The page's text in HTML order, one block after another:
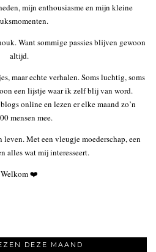
mijn enthousiasme en mijn kleine
Want sommige passies blijven gewoon
altijd.
maar echte verhalen. Soms luchtig, soms
een lijstje waar ik zelf blij van word.
online en lezen er elke maand zo’n
mensen mee.
Met een vleugje moederschap, een
alles wat mij interesseert.
Welkom ❤️
DEZE MAAND